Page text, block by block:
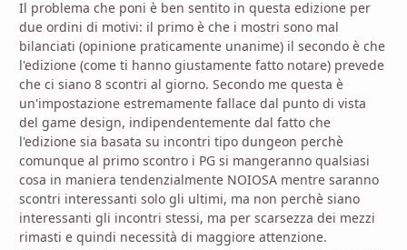
Il problema che poni è ben sentito in questa edizione per
due ordini di motivi: il primo è che i mostri sono mal
bilanciati (opinione praticamente unanime) il secondo è che
l'edizione (come ti hanno giustamente fatto notare) prevede
che ci siano 8 scontri al giorno. Secondo me questa è
un'impostazione estremamente fallace dal punto di vista
del game design, indipendentemente dal fatto che
l'edizione sia basata su incontri tipo dungeon perchè
comunque al primo scontro i PG si mangeranno qualsiasi
cosa in maniera tendenzialmente NOIOSA mentre saranno
scontri interessanti solo gli ultimi, ma non perchè siano
interessanti gli incontri stessi, ma per scarsezza dei mezzi
rimasti e quindi necessità di maggiore attenzione.